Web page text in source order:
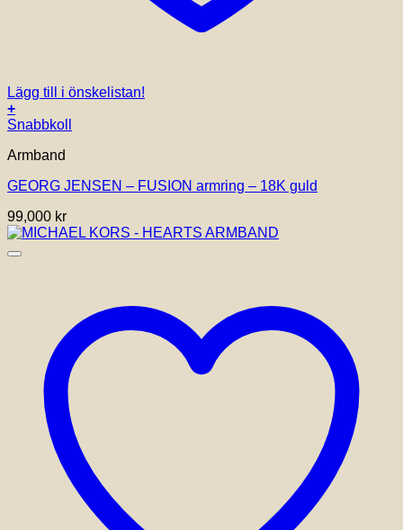
Lägg till i önskelistan!
+
Den
produkten
flera
De
olika
alternativen
produktsidan
Snabbkoll
Armband
GEORG JENSEN – FUSION armring – 18K guld
99,000 kr